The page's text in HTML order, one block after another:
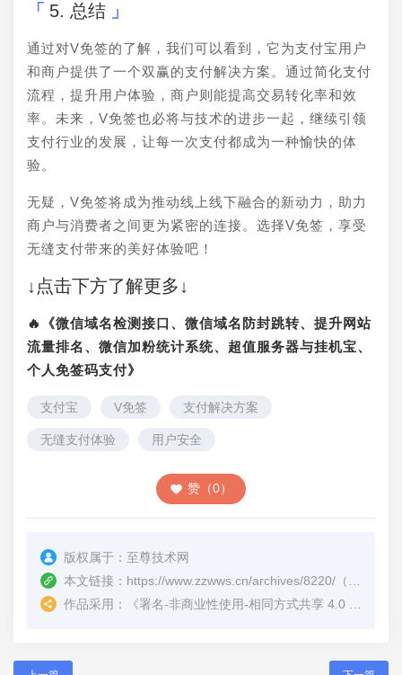
5. 总结
通过对V免签的了解，我们可以看到，它为支付宝用户
和商户提供了一个双赢的支付解决方案。通过简化支付
流程，提升用户体验，商户则能提高交易转化率和效
率。未来，V免签也必将与技术的进步一起，继续引领
支付行业的发展，让每一次支付都成为一种愉快的体
验。
无疑，V免签将成为推动线上线下融合的新动力，助力
商户与消费者之间更为紧密的连接。选择V免签，享受
无缝支付带来的美好体验吧！
↓点击下方了解更多↓
🔥《微信域名检测接口、微信域名防封跳转、提升网站
流量排名、微信加粉统计系统、超值服务器与挂机宝、
个人免签码支付》
支付宝 V免签 支付解决方案
无缝支付体验 用户安全
赞（0）
版权属于： 至尊技术网
本文链接： https://www.zzwws.cn/archives/8220/ （转载时请注明本文出处及文章链接）
作品采用：
《署名-非商业性使用-相同方式共享 4.0 国际 (CC BY-NC-SA 4.0)